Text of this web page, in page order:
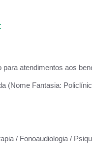
atendimentos aos
(Nome Fantasia:
/ Fonoaudiologia /